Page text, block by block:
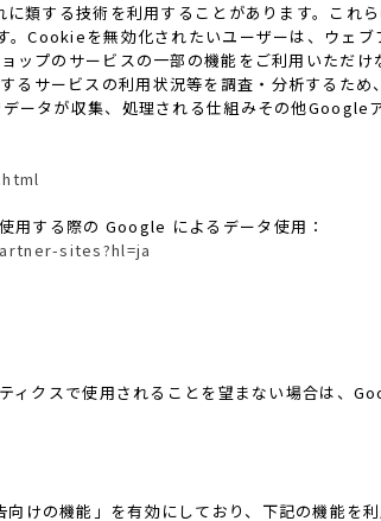
類する技術を利用することがあります。これ
。Cookieを無効化されたいユーザーは、ウェ
プのサービスの一部の機能をご利用いただけ
るサービスの利用状況等を調査・分析するた
ータが収集、処理される仕組みその他Google
用する際の Google によるデータ使用：
sites?hl=ja
ィクスで使用されることを望まない場合は、
けの機能」を有効にしており、下記の機能